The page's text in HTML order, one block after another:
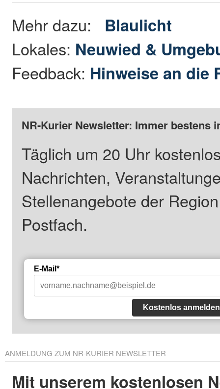
Mehr dazu: Blaulicht
Lokales: Neuwied &
Feedback: Hinweise an die
NR-Kurier Newsletter: Immer bestens
Täglich um 20 Uhr
Nachrichten,
Stellenangebote der
Postfach.
E-Mail*
Kostenlos anmelden
ANMELDUNG ZUM NR-KURIER NEWSLETTER
Mit unserem kostenlosen